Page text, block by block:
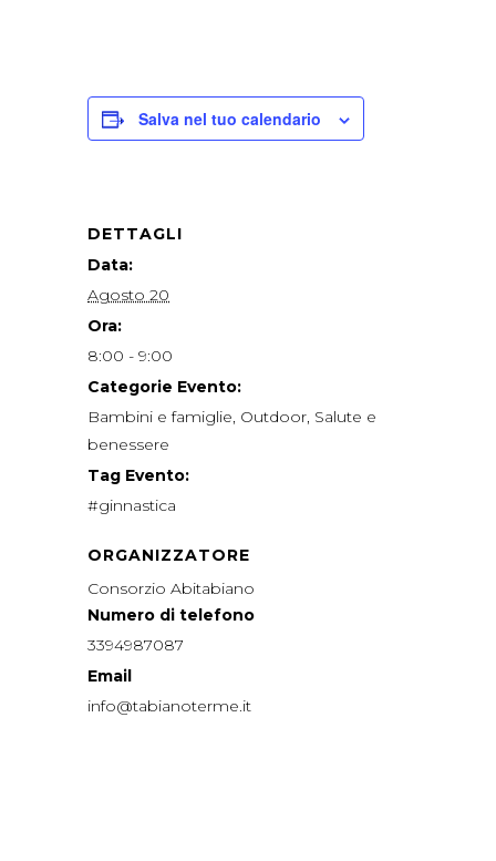
Salva nel tuo calendario
DETTAGLI
Data:
Agosto 20
Ora:
8:00 - 9:00
Categorie Evento:
Bambini e famiglie, Outdoor, Salute e
benessere
Tag Evento:
#ginnastica
ORGANIZZATORE
Consorzio Abitabiano
Numero di telefono
3394987087
Email
info@tabianoterme.it